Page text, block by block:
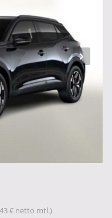
€ netto mtl.)